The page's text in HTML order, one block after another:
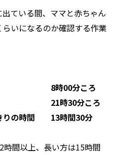
ている間、ママと赤ちゃん
いになるのか確認する作業
間 8時00分ころ
21時30分ころ
りの時間 13時間30分
間以上、長い方は15時間